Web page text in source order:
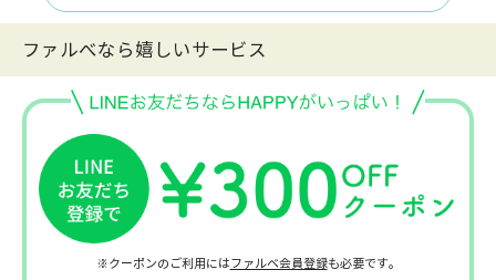
ファルべなら嬉しいサービス
※クーポンのご利用にはファルベ会員登録も必要です。